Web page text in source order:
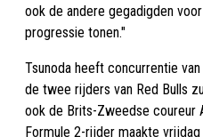
ook de andere gegadigden
progressie tonen."
Tsunoda heeft concurrentie
de twee rijders van Red Bulls
ook de Brits-Zweedse coureur
Formule 2-rijder maakte